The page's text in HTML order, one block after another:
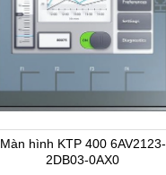
Màn hình KTP 400 6AV2123-
2DB03-0AX0